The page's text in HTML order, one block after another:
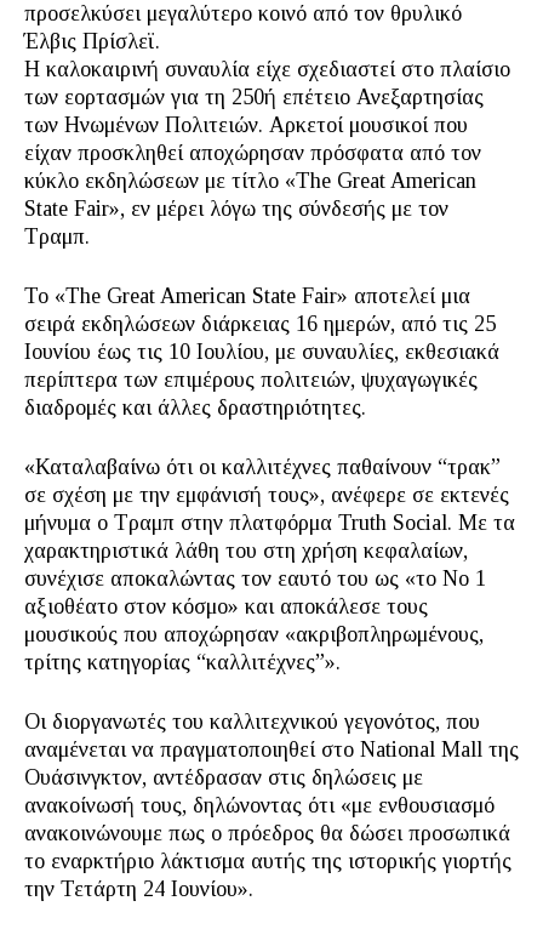
προσελκύσει μεγαλύτερο κοινό από τον θρυλικό
Έλβις Πρίσλεϊ.
Η καλοκαιρινή συναυλία είχε σχεδιαστεί στο πλαίσιο
των εορτασμών για τη 250ή επέτειο Ανεξαρτησίας
των Ηνωμένων Πολιτειών. Αρκετοί μουσικοί που
είχαν προσκληθεί αποχώρησαν πρόσφατα από τον
κύκλο εκδηλώσεων με τίτλο «The Great American
State Fair», εν μέρει λόγω της σύνδεσής με τον
Τραμπ.
Το «The Great American State Fair» αποτελεί μια
σειρά εκδηλώσεων διάρκειας 16 ημερών, από τις 25
Ιουνίου έως τις 10 Ιουλίου, με συναυλίες, εκθεσιακά
περίπτερα των επιμέρους πολιτειών, ψυχαγωγικές
διαδρομές και άλλες δραστηριότητες.
«Καταλαβαίνω ότι οι καλλιτέχνες παθαίνουν “τρακ”
σε σχέση με την εμφάνισή τους», ανέφερε σε εκτενές
μήνυμα o Tραμπ στην πλατφόρμα Truth Social. Με τα
χαρακτηριστικά λάθη του στη χρήση κεφαλαίων,
συνέχισε αποκαλώντας τον εαυτό του ως «το Νο 1
αξιοθέατο στον κόσμο» και αποκάλεσε τους
μουσικούς που αποχώρησαν «ακριβοπληρωμένους,
τρίτης κατηγορίας “καλλιτέχνες”».
Οι διοργανωτές του καλλιτεχνικού γεγονότος, που
αναμένεται να πραγματοποιηθεί στο National Mall της
Ουάσινγκτον, αντέδρασαν στις δηλώσεις με
ανακοίνωσή τους, δηλώνοντας ότι «με ενθουσιασμό
ανακοινώνουμε πως ο πρόεδρος θα δώσει προσωπικά
το εναρκτήριο λάκτισμα αυτής της ιστορικής γιορτής
την Τετάρτη 24 Ιουνίου».